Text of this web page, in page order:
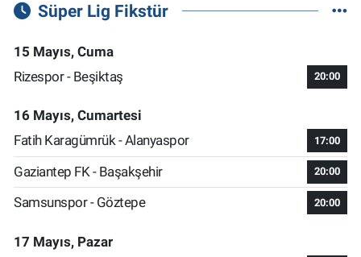
Süper Lig Fikstür
15 Mayıs, Cuma
Rizespor - Beşiktaş
20:00
16 Mayıs, Cumartesi
Fatih Karagümrük - Alanyaspor
17:00
Gaziantep FK - Başakşehir 20:00
Samsunspor - Göztepe 20:00
17 Mayıs, Pazar